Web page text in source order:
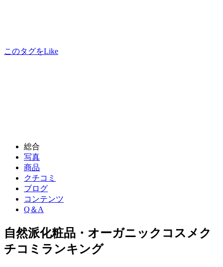
このタグをLike
総合
写真
商品
クチコミ
ブログ
コンテンツ
Q＆A
自然派化粧品・オーガニックコスメ ク
チコミランキング